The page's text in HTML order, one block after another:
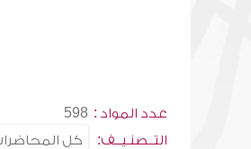
عدد المواد : 598
التــصنـيــف: